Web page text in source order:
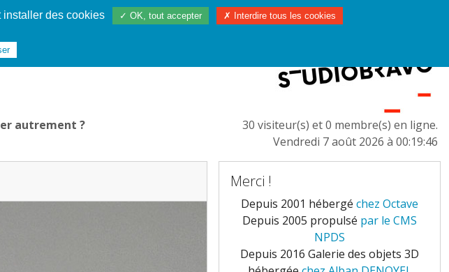
1995 à 2020 TÉC 1997/2023 L'EUROPE
autrement ?
30 visiteur(s) et 0 membre(s) en ligne.
Vendredi 7 août 2026 à 00:19:46
Merci !
Depuis 2001 hébergé chez Octave
Depuis 2005 propulsé par le CMS
NPDS
Depuis 2016 Galerie des objets 3D
des cookies ✓ OK, tout accepter ✗ Interdire tous les cookies